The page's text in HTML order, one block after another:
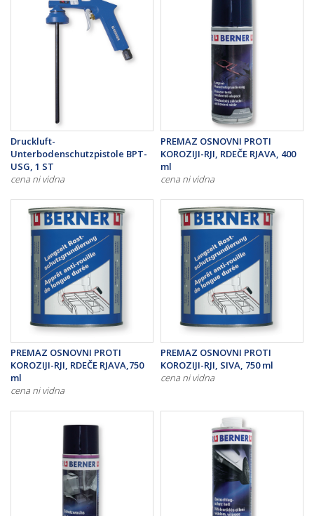
Druckluft-
Unterbodenschutzpistole BPT-
USG, 1 ST
cena ni vidna
PREMAZ OSNOVNI PROTI
KOROZIJI-RJI, RDEČE RJAVA, 400
ml
cena ni vidna
PREMAZ OSNOVNI PROTI
KOROZIJI-RJI, RDEČE RJAVA,750
ml
cena ni vidna
PREMAZ OSNOVNI PROTI
KOROZIJI-RJI, SIVA, 750 ml
cena ni vidna